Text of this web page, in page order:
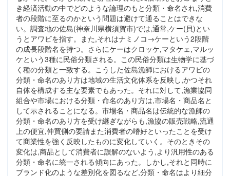
き経済活動の中でどのような論理のもと分類・命名され,消費
者の段階に至るのかという問題は避けて通ることはできな
い。調査地の佐島(神奈川県横須賀市)では,通常,ケー(貝)とい
うとアワビを指す。また,それはナミノコ→ケーという2段階
の成長段階名を持つ。さらにケーはクロッケ,マタケェ,マルッ
ケという3種に民俗分類される。この民俗分類は生物学に基づ
く種の分類と一致する。こうした佐島漁師におけるアワビの
分類・命名のあり方は地域の生活文化体系を反映し,かつそれ
自体を構成する主な要素でもあった。それに対して,漁業協同
組合や市場における分類・命名のあり方は,市場名・商品名と
して示されることになる。市場名・商品名は伝統的な漁師の
分類・命名のあり方を受け継ぎながらも,漁協の販売戦略,流通
上の便宜,仲買側の要請また消費者の嗜好といったことを受け
て商業性を強く反映したものに変化していく。そのときその
変化は,商品として消費者に誤解のないよう,より汎用性のある
分類・命名に統一される傾向にあった。しかし,それと同時に
ブランド化のような差別化を図るなど,分類・命名はより細分